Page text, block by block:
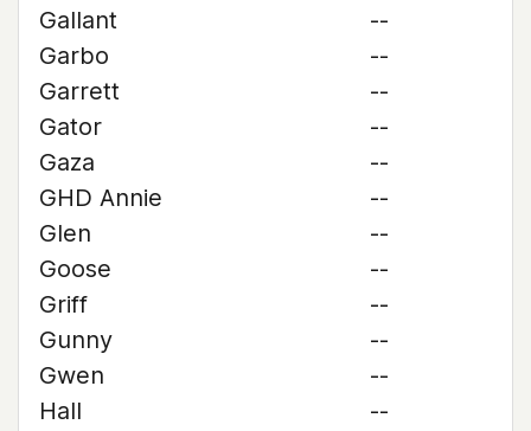
Gallant
--
Garbo
--
Garrett
--
Gator
--
Gaza
--
GHD Annie
--
Glen
--
Goose
--
Griff
--
Gunny
--
Gwen
--
Hall
--